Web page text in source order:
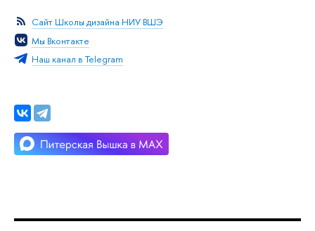
Сайт Школы дизайна НИУ ВШЭ
Мы Вконтакте
Наш канал в Telegram